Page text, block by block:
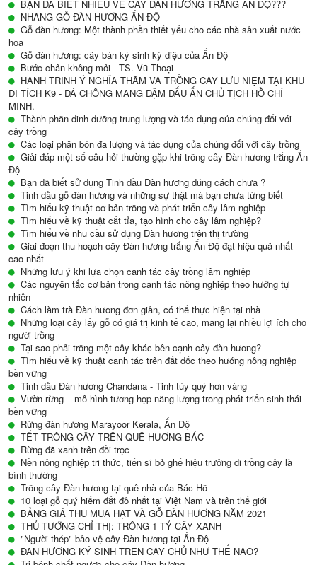
BẠN ĐÃ BIẾT NHIỀU VỀ CÂY ĐÀN HƯƠNG TRẮNG ẤN ĐỘ???
NHANG GỖ ĐÀN HƯƠNG ẤN ĐỘ
Gỗ đàn hương: Một thành phần thiết yếu cho các nhà sản xuất nước
hoa
Gỗ đàn hương: cây bán ký sinh kỳ diệu của Ấn Độ
Bước chân không mỏi - TS. Vũ Thoại
HÀNH TRÌNH Ý NGHĨA THĂM VÀ TRỒNG CÂY LƯU NIỆM TẠI KHU
DI TÍCH K9 - ĐÁ CHÔNG MANG ĐẬM DẤU ẤN CHỦ TỊCH HỒ CHÍ
MINH.
Thành phần dinh dưỡng trung lượng và tác dụng của chúng đối với
cây trồng
Các loại phân bón đa lượng và tác dụng của chúng đối với cây trồng
Giải đáp một số câu hỏi thường gặp khi trồng cây Đàn hương trắng Ấn
Độ
Bạn đã biết sử dụng Tinh dầu Đàn hương đúng cách chưa ?
Tinh dầu gỗ đàn hương và những sự thật mà bạn chưa từng biết
Tìm hiểu kỹ thuật cơ bản trồng và phát triển cây lâm nghiệp
Tìm hiểu về kỹ thuật cắt tỉa, tạo hình cho cây lâm nghiệp?
Tìm hiểu về nhu cầu sử dụng Đàn hương trên thị trường
Giai đoạn thu hoạch cây Đàn hương trắng Ấn Độ đạt hiệu quả nhất
cao nhất
Những lưu ý khi lựa chọn canh tác cây trồng lâm nghiệp
Các nguyên tắc cơ bản trong canh tác nông nghiệp theo hướng tự
nhiên
Cách làm trà Đàn hương đơn giản, có thể thực hiện tại nhà
Những loại cây lấy gỗ có giá trị kinh tế cao, mang lại nhiều lợi ích cho
người trồng
Tại sao phải trồng một cây khác bên cạnh cây đàn hương?
Tìm hiểu về kỹ thuật canh tác trên đất dốc theo hướng nông nghiệp
bền vững
Tinh dầu Đàn hương Chandana - Tinh túy quý hơn vàng
Vườn rừng – mô hình tương hợp năng lượng trong phát triển sinh thái
bền vững
Rừng đàn hương Marayoor Kerala, Ấn Độ
TẾT TRỒNG CÂY TRÊN QUÊ HƯƠNG BÁC
Rừng đã xanh trên đồi trọc
Nền nông nghiệp tri thức, tiến sĩ bỏ ghế hiệu trưởng đi trồng cây là
bình thường
Trồng cây Đàn hương tại quê nhà của Bác Hồ
10 loại gỗ quý hiếm đắt đỏ nhất tại Việt Nam và trên thế giới
BẢNG GIÁ THU MUA HẠT VÀ GỖ ĐÀN HƯƠNG NĂM 2021
THỦ TƯỚNG CHỈ THỊ: TRỒNG 1 TỶ CÂY XANH
"Người thép" bảo vệ cây Đàn hương tại Ấn Độ
ĐÀN HƯƠNG KÝ SINH TRÊN CÂY CHỦ NHƯ THẾ NÀO?